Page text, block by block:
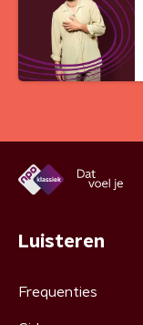
Luisteren
Frequenties